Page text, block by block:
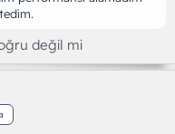
değil mi